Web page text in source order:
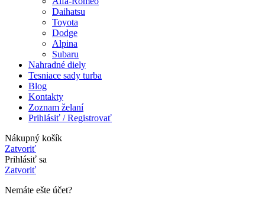
Daihatsu
Toyota
Dodge
Alpina
Subaru
Nahradné diely
Tesniace sady turba
Blog
Kontakty
Zoznam želaní
Prihlásiť / Registrovať
Nákupný košík
Zatvoriť
Prihlásiť sa
Zatvoriť
Nemáte ešte účet?